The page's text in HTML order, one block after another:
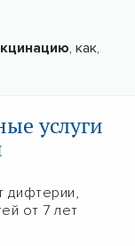
, как,
услуги
дифтерии,
от 7 лет